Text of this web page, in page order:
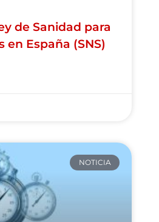
de Sanidad para
en España (SNS)
NOTICIA